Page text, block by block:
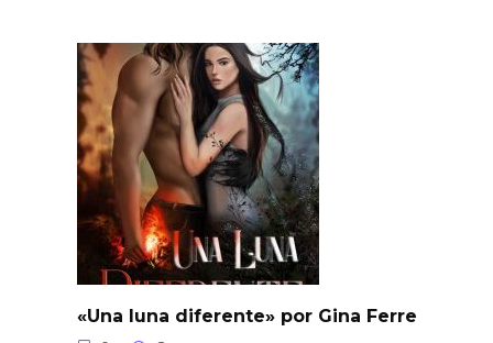
«Una luna diferente» por Gina Ferre